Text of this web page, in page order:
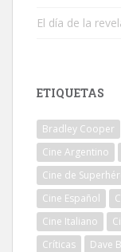
El día de la
ETIQUETAS
Bradley Cooper
Cine Argentino
Cine de
Cine Español
Cine Italiano
Críticas
Dave